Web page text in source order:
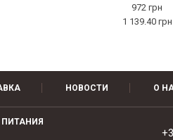
972 грн
1 139.40 грн
НОВОСТИ О